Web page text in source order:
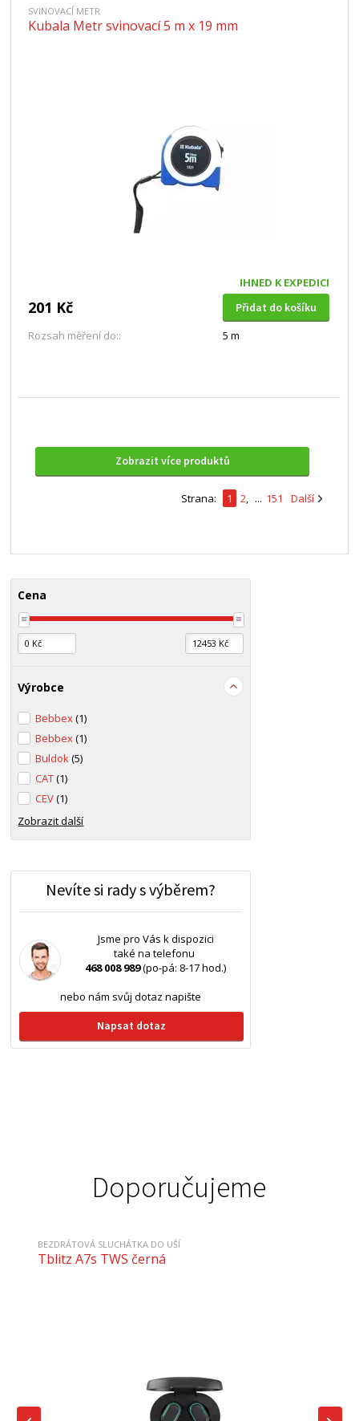
SVINOVACÍ METR
Kubala Metr svinovací 5 m x 19 mm
IHNED K EXPEDICI
201 Kč
Přidat do košíku
Rozsah měření do::
5 m
Zobrazit více produktů
Strana: 1 2, ... 151 Další
Cena
Výrobce
Bebbex(1)
Bebbex(1)
Buldok(5)
CAT(1)
CEV(1)
Zobrazit další
Nevíte si rady s výběrem?
Jsme pro Vás k dispozici
také na telefonu
468 008 989(po-pá: 8-17 hod.)
nebo nám svůj dotaz napište
Napsat dotaz
Doporučujeme
BEZDRÁTOVÁ SLUCHÁTKA DO UŠÍ
Tblitz A7s TWS černá